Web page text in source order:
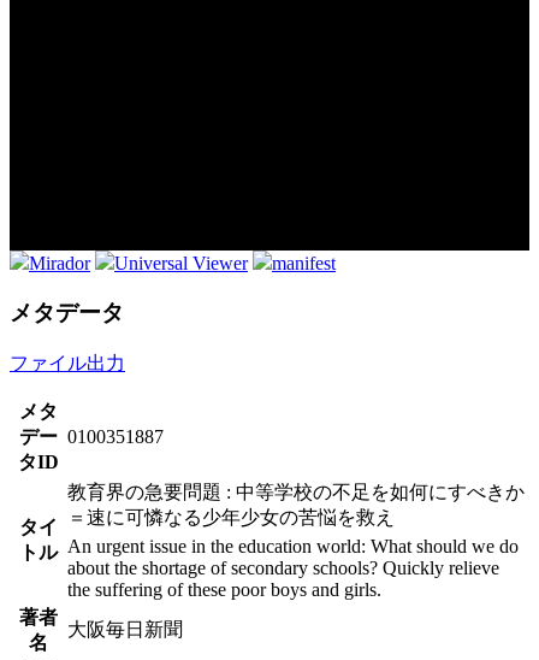
Mirador Universal Viewer manifest
メタデータ
ファイル出力
メタ
デー
タID
0100351887
タイ
トル
教育界の急要問題 : 中等学校の不足を如何にすべきか
＝速に可憐なる少年少女の苦悩を救え
An urgent issue in the education world: What should we do
about the shortage of secondary schools? Quickly relieve
the suffering of these poor boys and girls.
著者
名
大阪毎日新聞